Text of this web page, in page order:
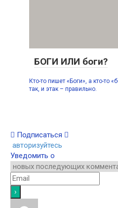
БОГИ ИЛИ боги?
Кто-то пишет «Боги», а кто-то
так, и этак – правильно.
Подписаться
авторизуйтесь
Уведомить о